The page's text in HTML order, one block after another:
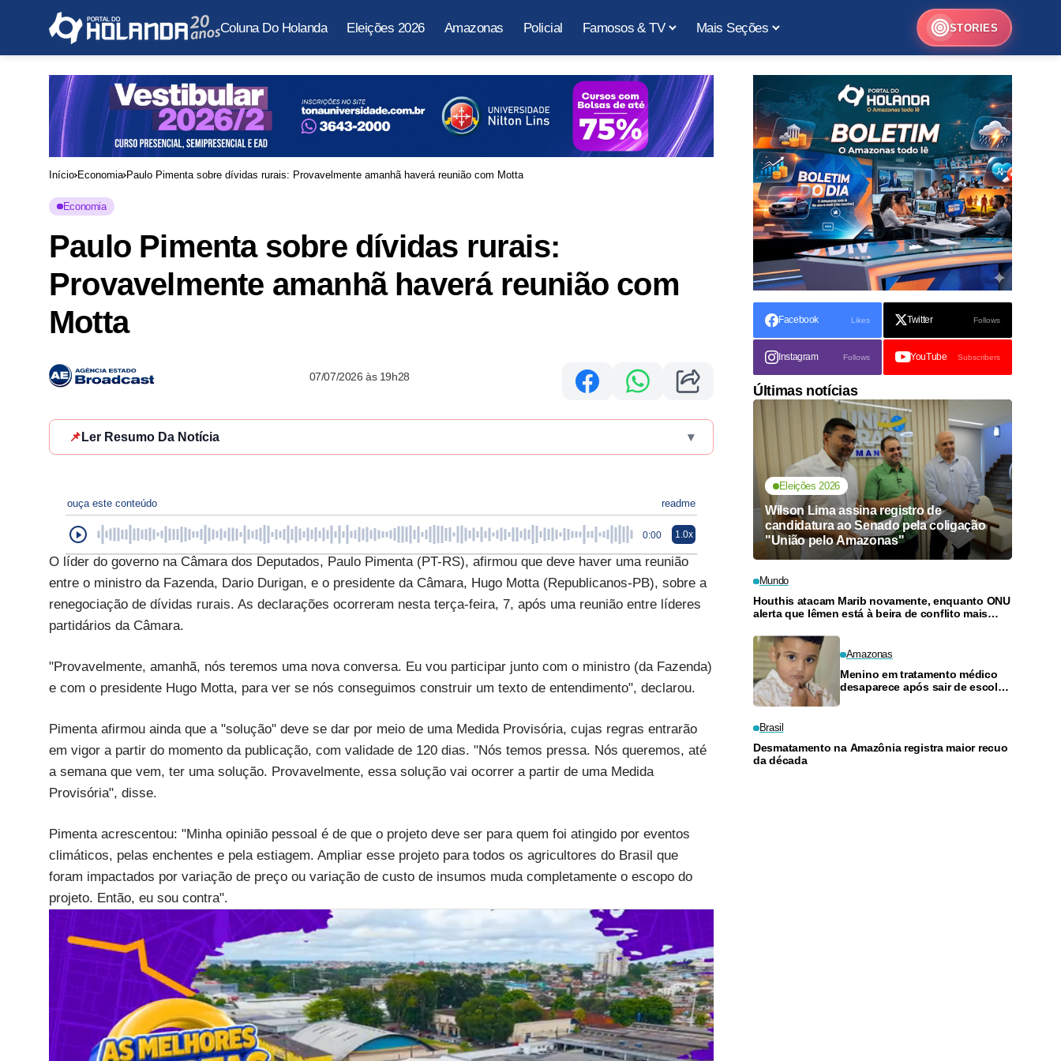
Coluna Do Holanda Eleições 2026 Amazonas Policial Famosos & TV Mais Seções STORIES
Início Economia Paulo Pimenta sobre dívidas rurais: Provavelmente amanhã haverá reunião com Motta
Economia
Paulo Pimenta sobre dívidas rurais:
Provavelmente amanhã haverá reunião com
Motta
07/07/2026 às 19h28
📌 Ler Resumo Da Notícia ▾
ouça este conteúdo readme
0:00 1.0x
O líder do governo na Câmara dos Deputados, Paulo Pimenta (PT-RS), afirmou que deve haver uma reunião
entre o ministro da Fazenda, Dario Durigan, e o presidente da Câmara, Hugo Motta (Republicanos-PB), sobre a
renegociação de dívidas rurais. As declarações ocorreram nesta terça-feira, 7, após uma reunião entre líderes
partidários da Câmara.
"Provavelmente, amanhã, nós teremos uma nova conversa. Eu vou participar junto com o ministro (da Fazenda)
e com o presidente Hugo Motta, para ver se nós conseguimos construir um texto de entendimento", declarou.
Pimenta afirmou ainda que a "solução" deve se dar por meio de uma Medida Provisória, cujas regras entrarão
em vigor a partir do momento da publicação, com validade de 120 dias. "Nós temos pressa. Nós queremos, até
a semana que vem, ter uma solução. Provavelmente, essa solução vai ocorrer a partir de uma Medida
Provisória", disse.
Pimenta acrescentou: "Minha opinião pessoal é de que o projeto deve ser para quem foi atingido por eventos
climáticos, pelas enchentes e pela estiagem. Ampliar esse projeto para todos os agricultores do Brasil que
foram impactados por variação de preço ou variação de custo de insumos muda completamente o escopo do
projeto. Então, eu sou contra".
Facebook Likes Twitter Follows
Instagram Follows YouTube Subscribers
Últimas notícias
Eleições 2026
Wilson Lima assina registro de
candidatura ao Senado pela coligação
"União pelo Amazonas"
Mundo
Houthis atacam Marib novamente, enquanto ONU
alerta que Iêmen está à beira de conflito mais
Amazonas
Menino em tratamento médico
desaparece após sair de escola
Brasil
Desmatamento na Amazônia registra maior recuo
da década